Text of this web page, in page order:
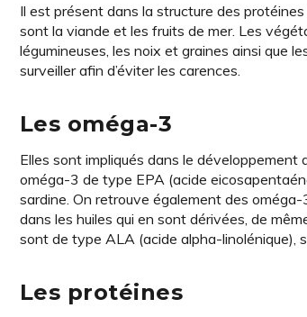
Il est présent dans la structure des
sont la viande et les fruits de mer. Les
légumineuses, les noix et graines ainsi que
surveiller afin d’éviter les carences.
Les oméga-3
Elles sont impliqués dans le
oméga-3 de type EPA (acide
sardine. On retrouve également des
dans les huiles qui en sont dérivées, de
sont de type ALA (acide alpha­-linolénique),
Les protéines